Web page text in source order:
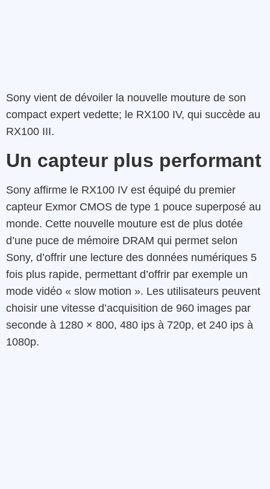
Sony vient de dévoiler la nouvelle mouture de son
compact expert vedette; le RX100 IV, qui succède au
RX100 III.
Un capteur plus performant
Sony affirme le RX100 IV est équipé du premier
capteur Exmor CMOS de type 1 pouce superposé au
monde. Cette nouvelle mouture est de plus dotée
d’une puce de mémoire DRAM qui permet selon
Sony, d’offrir une lecture des données numériques 5
fois plus rapide, permettant d’offrir par exemple un
mode vidéo « slow motion ». Les utilisateurs peuvent
choisir une vitesse d’acquisition de 960 images par
seconde à 1280 × 800, 480 ips à 720p, et 240 ips à
1080p.